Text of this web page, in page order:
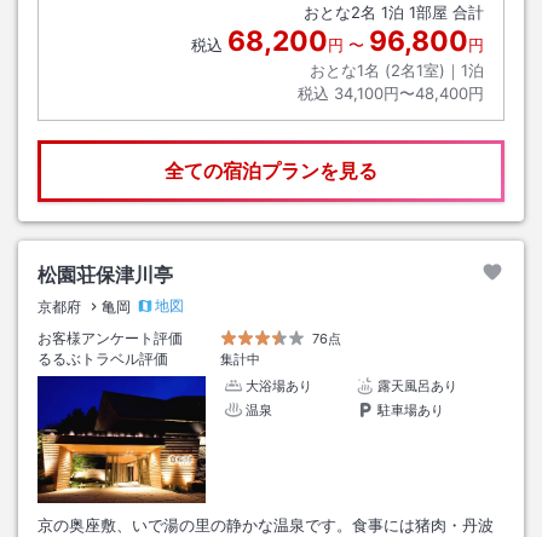
おとな2名 1泊 1部屋 合計
税込 68,200円 〜 96,800円
おとな1名 (2名1室)｜ 1泊
税込 34,100円〜48,400円
全ての宿泊プランを見る
松園荘保津川亭
京都府 亀岡
地図
お客様アンケート評価
76点
るるぶトラベル評価
集計中
大浴場あり
露天風呂あり
温泉
駐車場あり
京の奥座敷、いで湯の里の静かな温泉です。食事には猪肉・丹波